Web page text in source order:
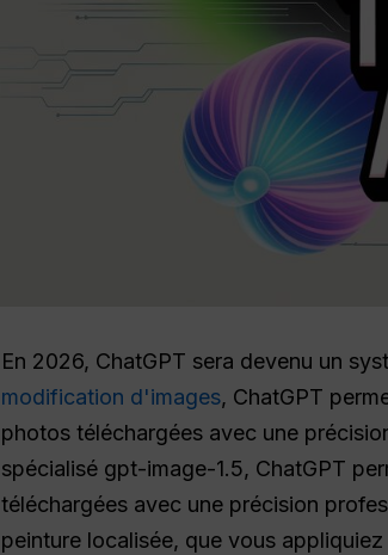
En 2026, ChatGPT sera devenu un
modification d'images, ChatGPT
photos téléchargées avec une
spécialisé gpt-image-1.5, ChatGPT
téléchargées avec une précision
peinture localisée, que vous